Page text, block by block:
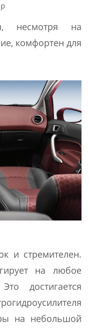
несмотря на
комфортен для
и стремителен.
на любое
достигается
на небольшой